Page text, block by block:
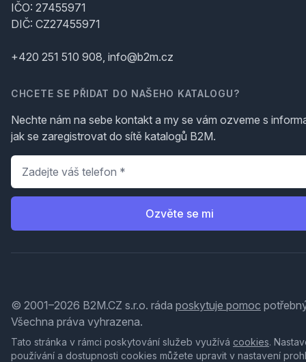
IČO: 27455971
DIČ: CZ27455971
+420 251 510 908, info@b2m.cz
CHCETE SE PŘIDAT DO NAŠEHO KATALOGU?
Nechte nám na sebe kontakt a my se vám ozveme s
jak se zaregistrovat do sítě katalogů B2M.
Telefon
Ozvěte se mi
© 2001–2026 B2M.CZ s.r.o. ráda poskytuje pomoc
Všechna práva vyhrazena.
Tato stránka v rámci poskytování služeb využívá cookies.
používání a dostupnosti cookies můžete upravit v nastavení